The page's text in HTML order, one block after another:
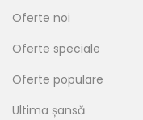
Oferte noi
Oferte speciale
Oferte populare
Ultima șansă